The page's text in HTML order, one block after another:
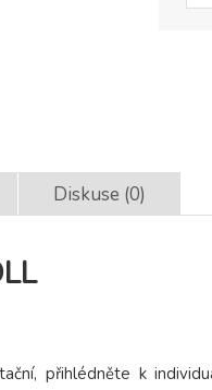
Diskuse (0)
přihlédněte k